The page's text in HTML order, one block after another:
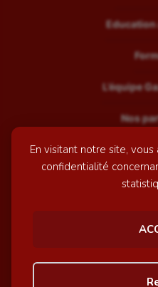
En visitant notre site,
confidentialité
Education
L’équipe
Nos
© GazetteSports - 2026 |